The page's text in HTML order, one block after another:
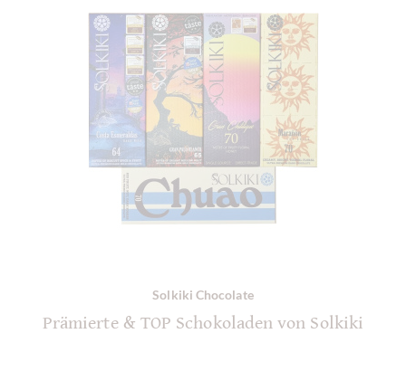
Solkiki Chocolate
Prämierte & TOP Schokoladen von Solkiki